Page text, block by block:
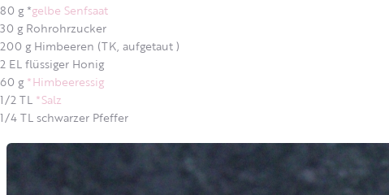
80 g *gelbe Senfsaat
30 g Rohrohrzucker
200 g Himbeeren (TK, aufgetaut )
2 EL flüssiger Honig
60 g*Himbeeressig
1/2 TL *Salz
1/4 TL schwarzer Pfeffer